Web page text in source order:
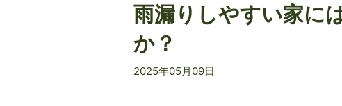
雨漏りしやすい家に
か？
2025年05月09日